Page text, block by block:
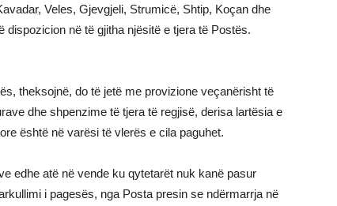
Veles, Gjevgjeli, Strumicë, Shtip, Koçan dhe
në të gjitha njësitë e tjera të Postës.
theksojnë, do të jetë me provizione veçanërisht të
dhe shpenzime të tjera të regjisë, derisa lartësia e
është në varësi të vlerës e cila paguhet.
edhe atë në vende ku qytetarët nuk kanë pasur
i pagesës, nga Posta presin se ndërmarrja në